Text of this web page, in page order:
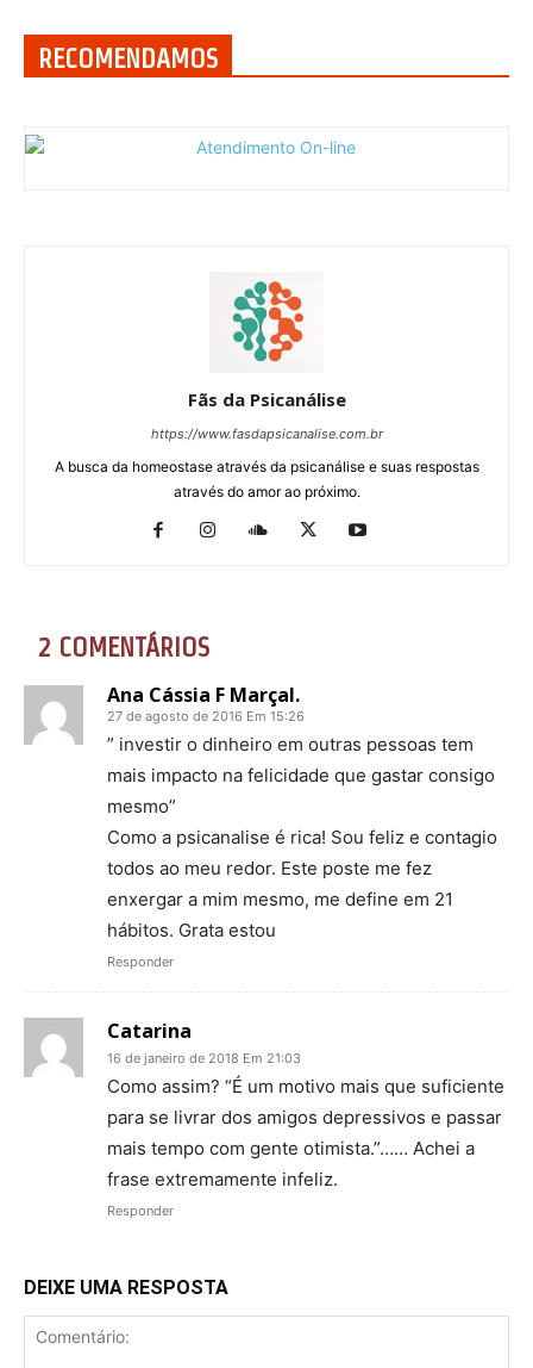
RECOMENDAMOS
Fãs da Psicanálise
https://www.fasdapsicanalise.com.br
A busca da homeostase através da psicanálise e suas respostas
através do amor ao próximo.
2 COMENTÁRIOS
Ana Cássia F Marçal.
27 de agosto de 2016 Em 15:26
” investir o dinheiro em outras pessoas tem
mais impacto na felicidade que gastar consigo
mesmo”
Como a psicanalise é rica! Sou feliz e contagio
todos ao meu redor. Este poste me fez
enxergar a mim mesmo, me define em 21
hábitos. Grata estou
Responder
Catarina
16 de janeiro de 2018 Em 21:03
Como assim? “É um motivo mais que suficiente
para se livrar dos amigos depressivos e passar
mais tempo com gente otimista.”…… Achei a
frase extremamente infeliz.
Responder
DEIXE UMA RESPOSTA